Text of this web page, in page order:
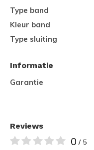
Type band
Kleur band
Type sluiting
Informatie
Garantie
Reviews
0 / 5